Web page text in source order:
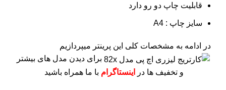
قابلیت چاپ دو رو دارد
سایز چاپ : A4
در ادامه به مشخصات کلی این پرینتر میپردازیم
برای دیدن مدل های بیشتر
و تخفیف ها در
اینستاگرام با ما همراه باشید